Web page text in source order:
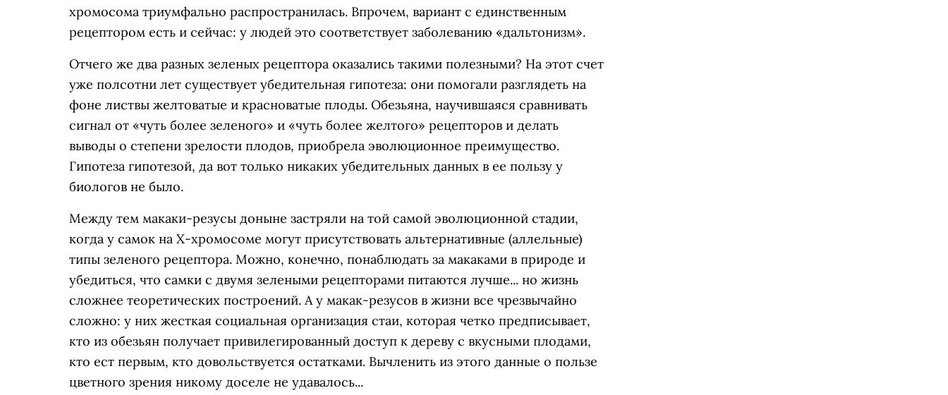
хромосома триумфально распространилась. Впрочем, вариант с единственным
рецептором есть и сейчас: у людей это соответствует заболеванию «дальтонизм».
Отчего же два разных зеленых рецептора оказались такими полезными? На этот счет
уже полсотни лет существует убедительная гипотеза: они помогали разглядеть на
фоне листвы желтоватые и красноватые плоды. Обезьяна, научившаяся сравнивать
сигнал от «чуть более зеленого» и «чуть более желтого» рецепторов и делать
выводы о степени зрелости плодов, приобрела эволюционное преимущество.
Гипотеза гипотезой, да вот только никаких убедительных данных в ее пользу у
биологов не было.
Между тем макаки-резусы доныне застряли на той самой эволюционной стадии,
когда у самок на Х-хромосоме могут присутствовать альтернативные (аллельные)
типы зеленого рецептора. Можно, конечно, понаблюдать за макаками в природе и
убедиться, что самки с двумя зелеными рецепторами питаются лучше... но жизнь
сложнее теоретических построений. А у макак-резусов в жизни все чрезвычайно
сложно: у них жесткая социальная организация стаи, которая четко предписывает,
кто из обезьян получает привилегированный доступ к дереву с вкусными плодами,
кто ест первым, кто довольствуется остатками. Вычленить из этого данные о пользе
цветного зрения никому доселе не удавалось...